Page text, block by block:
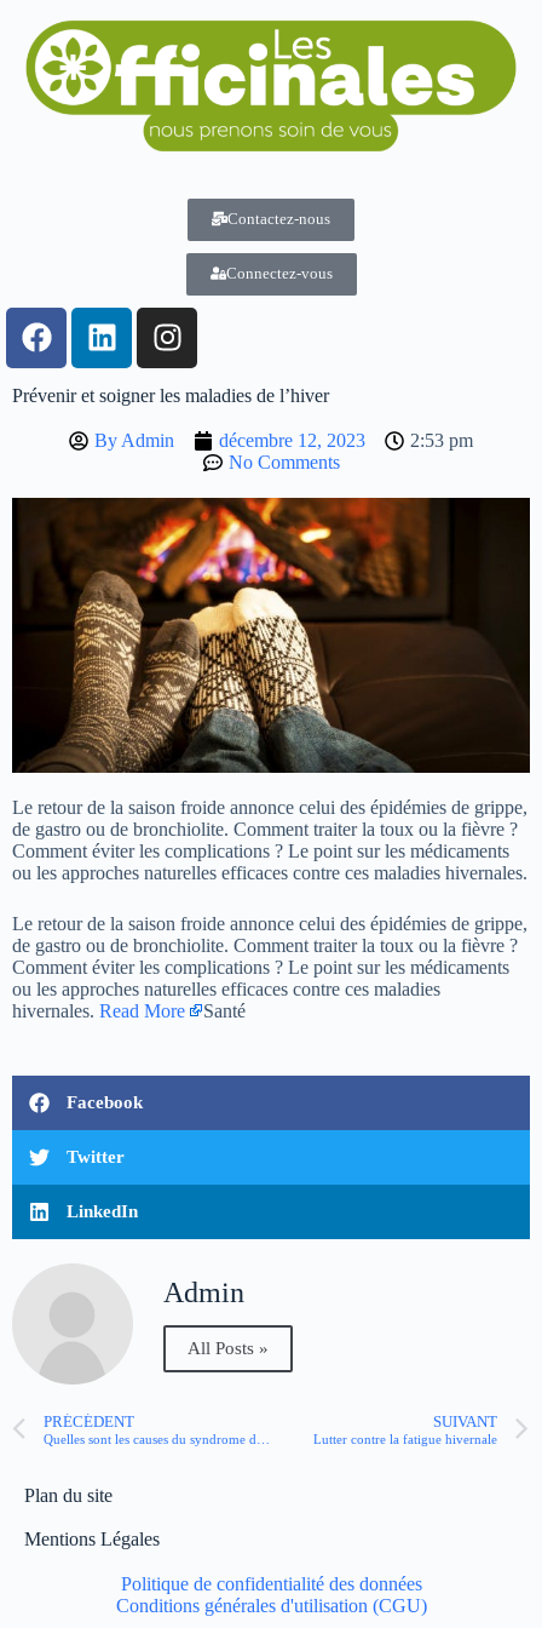
Contactez-nous
Connectez-vous
Prévenir et soigner les maladies de l’hiver
By Admin décembre 12, 2023
2:53 pm
No Comments
Le retour de la saison froide annonce celui des épidémies de grippe,
de gastro ou de bronchiolite. Comment traiter la toux ou la fièvre ?
Comment éviter les complications ? Le point sur les médicaments
ou les approches naturelles efficaces contre ces maladies hivernales.
Le retour de la saison froide annonce celui des épidémies de grippe,
de gastro ou de bronchiolite. Comment traiter la toux ou la fièvre ?
Comment éviter les complications ? Le point sur les médicaments
ou les approches naturelles efficaces contre ces maladies
hivernales. Read More Santé
Facebook
Twitter
LinkedIn
Admin
All Posts »
PRÉCÉDENT SUIVANT
Lutter contre la fatigue hivernale
Plan du site
Mentions Légales
Politique de confidentialité des données
Conditions générales d'utilisation (CGU)